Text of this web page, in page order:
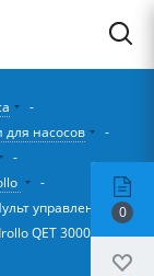
-
для насосов
-
-
-
управления для
QET 3000
0